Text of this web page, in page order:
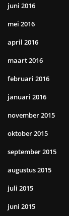
juni 2016
mei 2016
april 2016
maart 2016
februari 2016
januari 2016
november 2015
oktober 2015
september 2015
augustus 2015
juli 2015
juni 2015